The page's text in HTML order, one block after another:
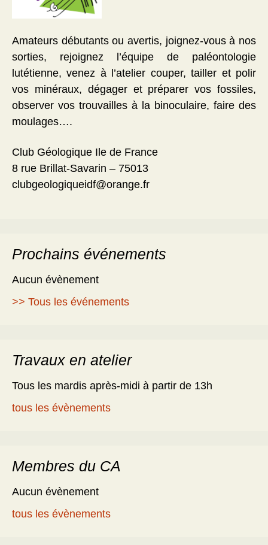
Amateurs débutants ou avertis, joignez-vous à nos
sorties, rejoignez l’équipe de paléontologie
lutétienne, venez à l’atelier couper, tailler et polir
vos minéraux, dégager et préparer vos fossiles,
observer vos trouvailles à la binoculaire, faire des
moulages….
Club Géologique Ile de France
8 rue Brillat-Savarin – 75013
clubgeologiqueidf@orange.fr
Prochains événements
Aucun évènement
>> Tous les événements
Travaux en atelier
Tous les mardis après-midi à partir de 13h
tous les évènements
Membres du CA
Aucun évènement
tous les évènements